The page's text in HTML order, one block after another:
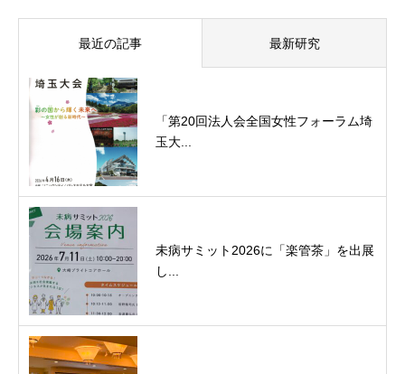
最近の記事 最新研究
「第20回法人会全国女性フォーラム埼
玉大...
未病サミット2026に「楽管茶」を出展
し...